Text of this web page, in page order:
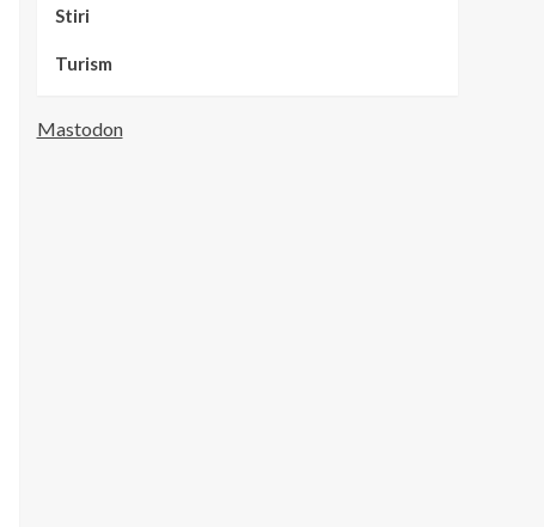
Stiri
Turism
Mastodon